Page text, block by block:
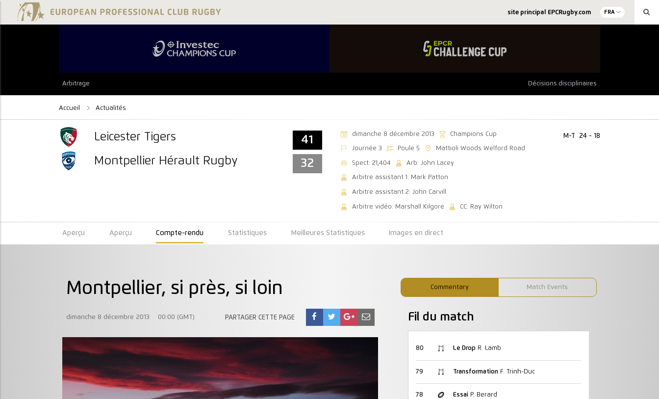
site principal EPCRugby.com FRA
Arbitrage Décisions disciplinaires
Accueil Actualités
Leicester Tigers
Montpellier Hérault Rugby
41
32
dimanche 8 décembre 2013 Champions Cup
Journée 3 Poule 5 Mattioli Woods Welford Road
Spect: 21,404 Arb: John Lacey
Arbitre assistant 1: Mark Patton
Arbitre assistant 2: John Carvill
Arbitre vidéo: Marshall Kilgore CC: Ray Wilton
M-T 24 - 18
Aperçu Aperçu Compte-rendu Statistiques Meilleures Statistiques Images en direct
Commentary Match Events
Montpellier, si près, si loin
dimanche 8 décembre 2013 00:00 (GMT) PARTAGER CETTE PAGE Fil du match
80 Le DropR. Lamb
79 TransformationF. Trinh-Duc
78 EssaiP. Berard